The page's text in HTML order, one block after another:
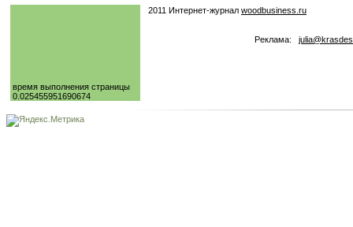
время выполнения страницы
0.025455951690674
2011 Интернет-журнал woodbusiness.ru
Реклама: